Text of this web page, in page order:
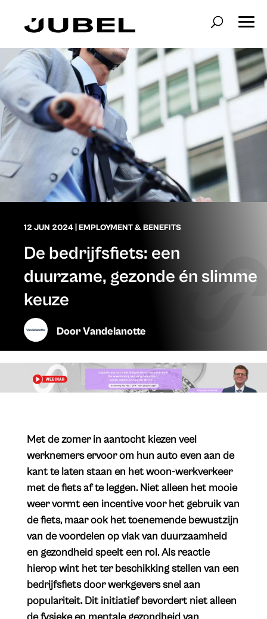
12 JUN 2024 EMPLOYMENT & BENEFITS
De bedrijfsfiets: een
duurzame, gezonde én slimme
keuze
DoorVandelanotte
Met de zomer in aantocht kiezen veel
werknemers ervoor om hun auto even aan de
kant te laten staan en het woon-werkverkeer
met de fiets af te leggen. Niet alleen het mooie
weer vormt een incentive voor het gebruik van
de fiets, maar ook het toenemende bewustzijn
van de voordelen op vlak van duurzaamheid
en gezondheid speelt een rol. Als reactie
hierop wint het ter beschikking stellen van een
bedrijfsfiets door werkgevers snel aan
populariteit. Dit initiatief bevordert niet alleen